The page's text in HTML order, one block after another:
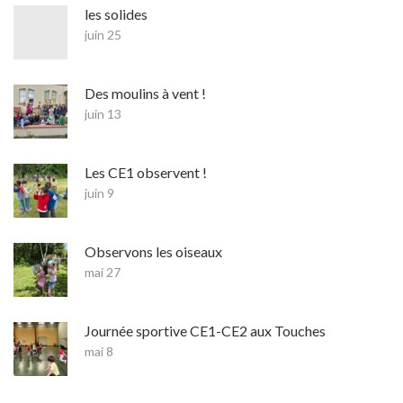
les solides
juin 25
Des moulins à vent !
juin 13
Les CE1 observent !
juin 9
Observons les oiseaux
mai 27
Journée sportive CE1-CE2 aux Touches
mai 8